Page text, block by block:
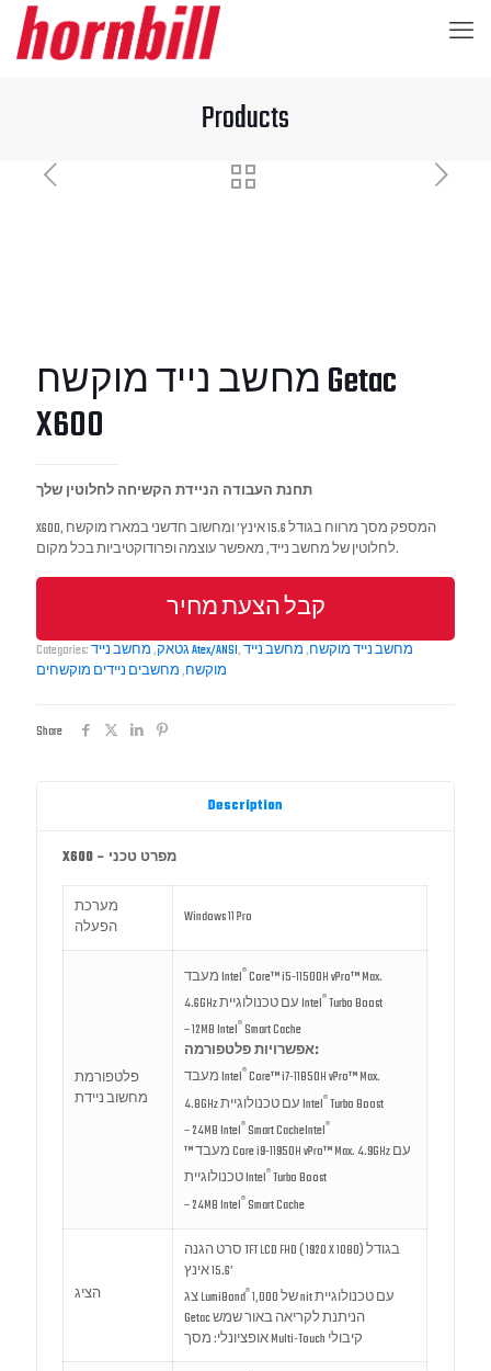
Products
מחשב נייד מוקשח Getac
X600
תחנת העבודה הניידת הקשיחה לחלוטין שלך
X600, המספק מסך מרווח בגודל 15.6 אינץ’ ומחשוב חדשני במארז מוקשח
לחלוטין של מחשב נייד, מאפשר עוצמה ופרודוקטיביות בכל מקום.
קבל הצעת מחיר
Categories: גטאק, מחשב נייד Atex/ANSI, מחשב נייד מוקשח, מחשב נייד
מוקשח, מחשבים ניידים מוקשחים
Share
Description
X600 – מפרט טכני
מערכת
הפעלה
Windows 11 Pro
פלטפורמת
מחשוב ניידת
מעבד Intel®Core™ i5-11500H vPro™ Max.
4.6GHz עם טכנולוגיית Intel®Turbo Boost
– 12MB Intel®Smart Cache
אפשרויות פלטפורמה:
מעבד Intel®Core™ i7-11850H vPro™ Max.
4.8GHz עם טכנולוגיית Intel®Turbo Boost
– 24MB Intel®Smart CacheIntel®
™ מעבד Core i9-11950H vPro™ Max. 4.9GHz עם
טכנולוגיית Intel®Turbo Boost
– 24MB Intel®Smart Cache
הציג
סרט הגנה TFT LCD FHD ( 1920 X 1080) בגודל
15.6 אינץ’
צג LumiBond®של 1,000 nit עם טכנולוגיית
Getac הניתנת לקריאה באור שמש
אופציונלי: מסך Multi-Touch קיבולי